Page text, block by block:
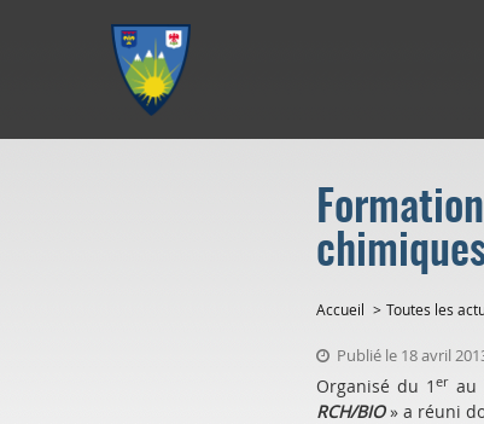
Accueil Toutes les
Publié le 18 avril
Organisé du 1erau
RCH/BIO» a réuni